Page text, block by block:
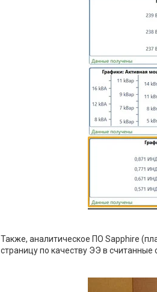
Также, аналитическое ПО Sapphire
страницу по качеству ЭЭ в считанные